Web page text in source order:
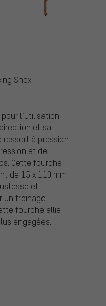
Shox
l’utilisation
et sa
à pression
et de
Cette fourche
de 15 x 110 mm
et
un freinage
fourche allie
engagées.